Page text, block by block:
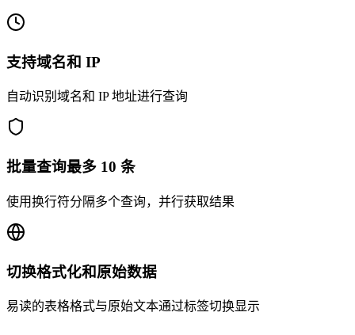
支持域名和 IP
自动识别域名和 IP 地址进行查询
批量查询最多 10 条
使用换行符分隔多个查询，并行获取结果
切换格式化和原始数据
易读的表格格式与原始文本通过标签切换显示